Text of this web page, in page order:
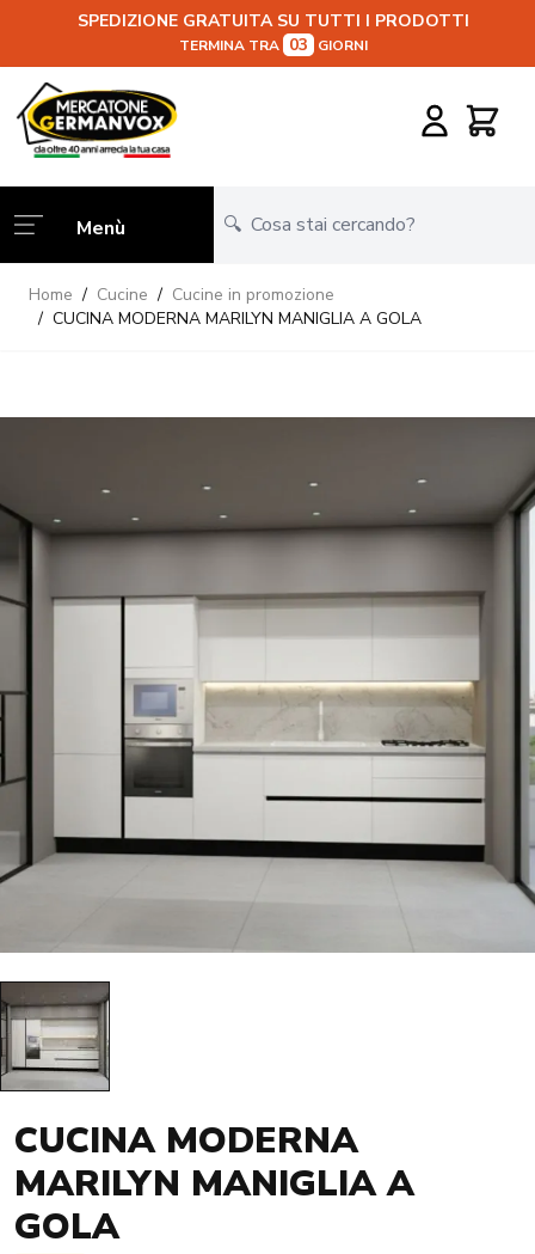
SPEDIZIONE GRATUITA SU TUTTI I PRODOTTI
TERMINA TRA 03 GIORNI
Salta al contenuto
Carrello
Menù
Home / Cucine / Cucine in promozione
/ CUCINA MODERNA MARILYN MANIGLIA A GOLA
CUCINA MODERNA
MARILYN MANIGLIA A
GOLA